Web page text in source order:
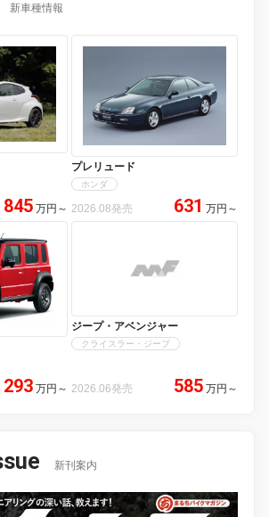
新車種情報
845 万円 ～
プレリュード
ホンダ
2026.08発売 631 万円 ～
293 万円 ～
ジープ・アベンジャー
クライスラー・ジープ
2026.06発売 585 万円 ～
新刊案内